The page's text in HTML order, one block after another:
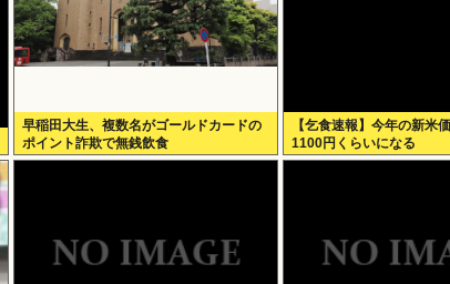
早稲田大生、複数名がゴールドカードの
ポイント詐欺で無銭飲食
【乞食速報】今年の新米
1100円くらいになる